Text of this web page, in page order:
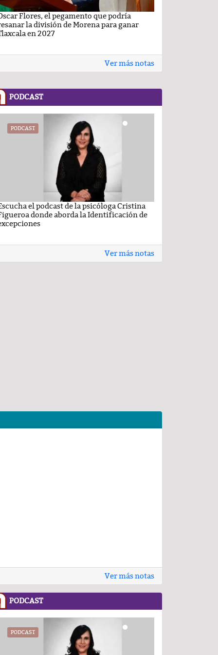
Flores, el pegamento que podría
la división de Morena para ganar
en 2027
Ver más notas
PODCAST
PODCAST
el podcast de la psicóloga Cristina
donde aborda la Identificación de
Ver más notas
Ver más notas
PODCAST
PODCAST